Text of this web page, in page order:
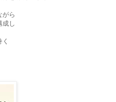
がら
成し